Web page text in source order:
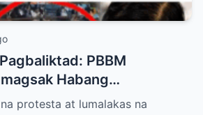
PBBM
Habang
Retired Generals
protesta at lumalakas na